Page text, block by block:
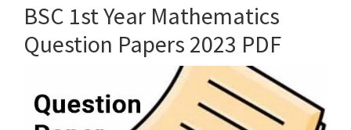
PORTAL
BSC 1st Year Mathematics
Question Papers 2023 PDF